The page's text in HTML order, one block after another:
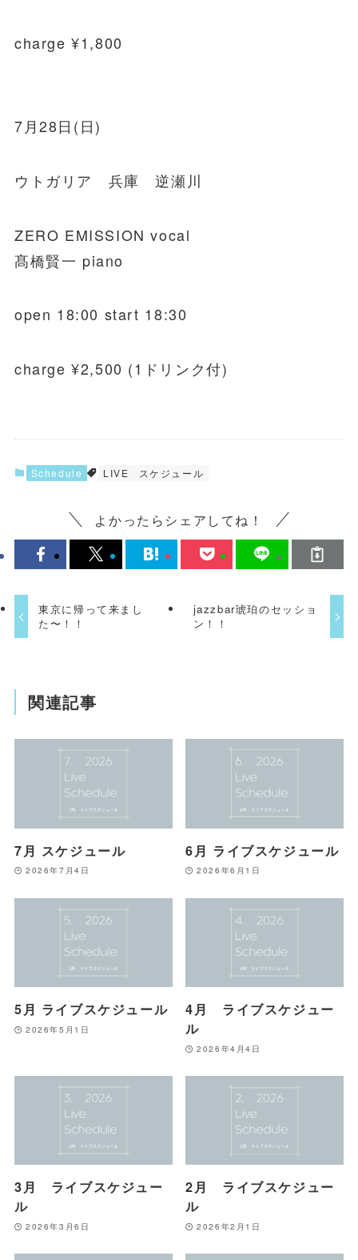
charge ¥1,800
7月28日(日)
ウトガリア 兵庫 逆瀬川
ZERO EMISSION vocal
髙橋賢一 piano
open 18:00 start 18:30
charge ¥2,500 (1ドリンク付)
Schedule LIVE スケジュール
よかったらシェアしてね！
東京に帰って来まし
た〜！！
jazzbar琥珀のセッショ
ン！！
関連記事
7月 スケジュール
2026年7月4日
6月 ライブスケジュール
2026年6月1日
5月 ライブスケジュール
2026年5月1日
4月 ライブスケジュー
ル
2026年4月4日
3月 ライブスケジュー
ル
2026年3月6日
2月 ライブスケジュー
ル
2026年2月1日